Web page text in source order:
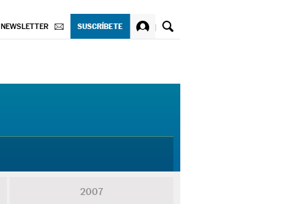
NEWSLETTER SUSCRÍBETE
2007